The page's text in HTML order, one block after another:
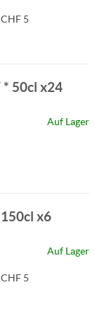
5
* 50cl x24
Auf Lager
x6
Auf Lager
5